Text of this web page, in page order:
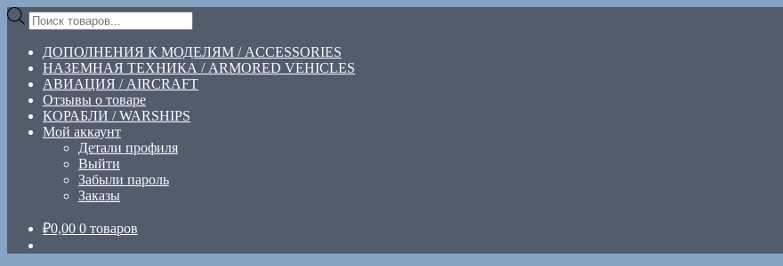
Перейти
навигации
Перейти
содержимому
Поиск
товаров
ДОПОЛНЕНИЯ К МОДЕЛЯМ / ACCESSORIES
НАЗЕМНАЯ ТЕХНИКА / ARMORED VEHICLES
АВИАЦИЯ / AIRCRAFT
Отзывы о товаре
КОРАБЛИ / WARSHIPS
Мой аккаунт
Детали профиля
Выйти
Забыли пароль
Заказы
₽0,00 0 товаров